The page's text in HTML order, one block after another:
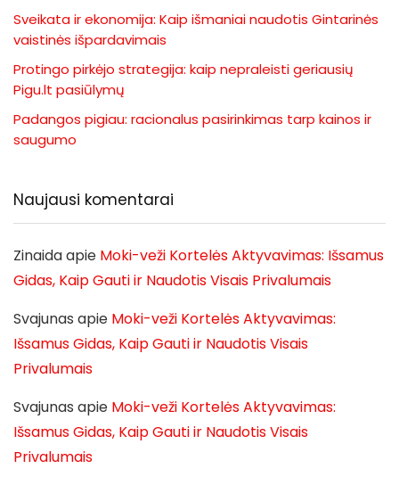
Sveikata ir ekonomija: Kaip išmaniai naudotis Gintarinės
vaistinės išpardavimais
Protingo pirkėjo strategija: kaip nepraleisti geriausių
Pigu.lt pasiūlymų
Padangos pigiau: racionalus pasirinkimas tarp kainos ir
saugumo
Naujausi komentarai
Zinaidaapie Moki-veži Kortelės Aktyvavimas: Išsamus
Gidas, Kaip Gauti ir Naudotis Visais Privalumais
Svajunas apie Moki-veži Kortelės Aktyvavimas:
Išsamus Gidas, Kaip Gauti ir Naudotis Visais
Privalumais
Svajunas apie Moki-veži Kortelės Aktyvavimas:
Išsamus Gidas, Kaip Gauti ir Naudotis Visais
Privalumais